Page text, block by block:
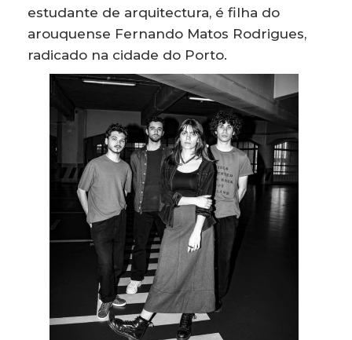
estudante de arquitectura, é filha do
arouquense Fernando Matos Rodrigues,
radicado na cidade do Porto.